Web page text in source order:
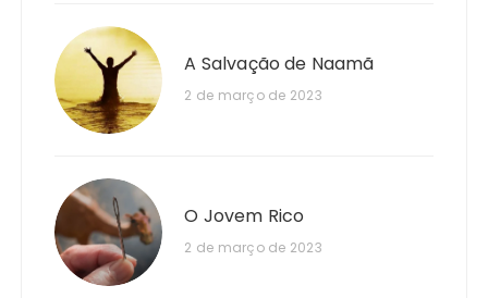
A Salvação de Naamã
2 de março de 2023
O Jovem Rico
2 de março de 2023